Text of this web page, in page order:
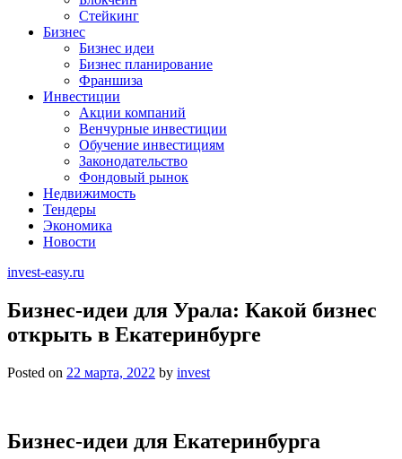
Стейкинг
Бизнес
Бизнес идеи
Бизнес планирование
Франшиза
Инвестиции
Акции компаний
Венчурные инвестиции
Обучение инвестициям
Законодательство
Фондовый рынок
Недвижимость
Тендеры
Экономика
Новости
invest-easy.ru
Бизнес-идеи для Урала: Какой бизнес
открыть в Екатеринбурге
Posted on 22 марта, 2022 by invest
Бизнес-идеи для Екатеринбурга